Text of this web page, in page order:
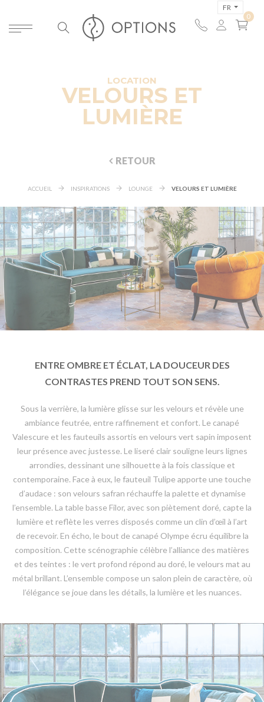
FR
LOCATION
VELOURS ET
LUMIÈRE
RETOUR
ACCUEIL INSPIRATIONS LOUNGE VELOURS ET LUMIÈRE
ENTRE OMBRE ET ÉCLAT, LA DOUCEUR DES
CONTRASTES PREND TOUT SON SENS.
Sous la verrière, la lumière glisse sur les velours et révèle une
ambiance feutrée, entre raffinement et confort. Le canapé
Valescure et les fauteuils assortis en velours vert sapin imposent
leur présence avec justesse. Le liseré clair souligne leurs lignes
arrondies, dessinant une silhouette à la fois classique et
contemporaine. Face à eux, le fauteuil Tulipe apporte une touche
d’audace : son velours safran réchauffe la palette et dynamise
l’ensemble. La table basse Filor, avec son piètement doré, capte la
lumière et reflète les verres disposés comme un clin d’œil à l’art
de recevoir. En écho, le bout de canapé Olympe écru équilibre la
composition. Cette scénographie célèbre l’alliance des matières
et des teintes : le vert profond répond au doré, le velours mat au
métal brillant. L’ensemble compose un salon plein de caractère, où
l’élégance se joue dans les détails, la lumière et les nuances.